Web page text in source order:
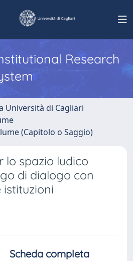
Research
Università di Cagliari
(Capitolo o Saggio)
lo spazio ludico
di dialogo con
istituzioni
Scheda completa